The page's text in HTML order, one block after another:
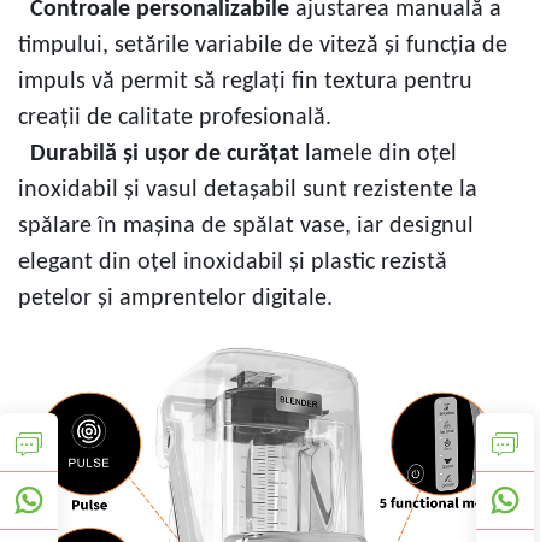
Controale personalizabile ajustarea manuală a
timpului, setările variabile de viteză și funcția de
impuls vă permit să reglați fin textura pentru
creații de calitate profesională.
Durabilă și ușor de curățat lamele din oțel
inoxidabil și vasul detașabil sunt rezistente la
spălare în mașina de spălat vase, iar designul
elegant din oțel inoxidabil și plastic rezistă
petelor și amprentelor digitale.